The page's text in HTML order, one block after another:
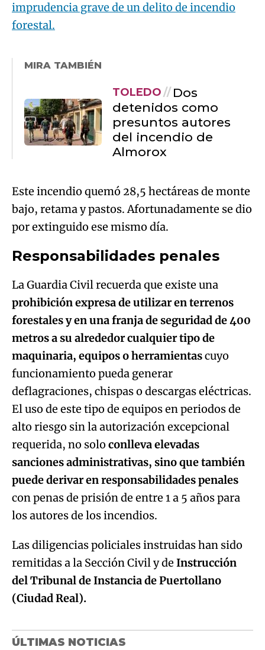
imprudencia grave de un delito de incendio
forestal.
MIRA TAMBIÉN
TOLEDO
Dos
detenidos como
presuntos autores
del incendio de
Almorox
Este incendio quemó 28,5 hectáreas de monte
bajo, retama y pastos. Afortunadamente se dio
por extinguido ese mismo día.
Responsabilidades penales
La Guardia Civil recuerda que existe una
prohibición expresa de utilizar en terrenos
forestales y en una franja de seguridad de 400
metros a su alrededor cualquier tipo de
maquinaria, equipos o herramientascuyo
funcionamiento pueda generar
deflagraciones, chispas o descargas eléctricas.
El uso de este tipo de equipos en periodos de
alto riesgo sin la autorización excepcional
requerida, no solo conlleva elevadas
sanciones administrativas, sino que también
puede derivar en responsabilidades penales
con penas de prisión de entre 1 a 5 años para
los autores de los incendios.
Las diligencias policiales instruidas han sido
remitidas a la Sección Civil y de Instrucción
del Tribunal de Instancia de Puertollano
(Ciudad Real).
ÚLTIMAS NOTICIAS